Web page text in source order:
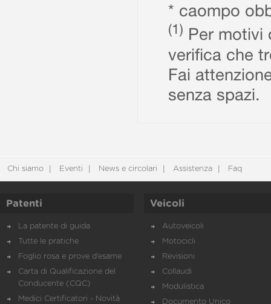
* caompo
(1) Per motivi
verifica che
Fai
senza spazi.
Chi siamo Eventi News e circolari Assistenza Faq
Patenti
La patente di guida
Tutte le pratiche
Foglio rosa e prove d’esame
Carta di Qualificazione del
Conducente (CQC)
Medici Certificatori - Novità
Veicoli
Autoveicoli
Motocicli
Revisioni
Collaudi
Modulistica
Documento Unico